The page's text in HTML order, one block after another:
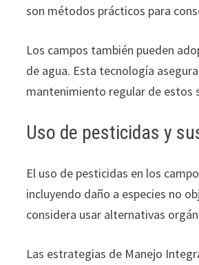
son métodos prácticos para
Los campos también pueden
de agua. Esta tecnología
mantenimiento regular de estos
Uso de pesticidas y
El uso de pesticidas en los
incluyendo daño a especies no
considera usar alternativas
Las estrategias de Manejo